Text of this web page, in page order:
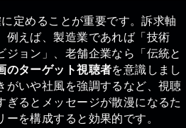
定めることが重要です。訴求軸
例えば、製造業であれば「技術
ョン」、老舗企業なら「伝統と
のターゲット視聴者を意識しまし
がいや社風を強調するなど、視聴
るとメッセージが散漫になるた
ーを構成すると効果的です。